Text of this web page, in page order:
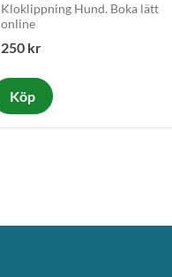
Kloklippning Hund. Boka lätt
online
250kr